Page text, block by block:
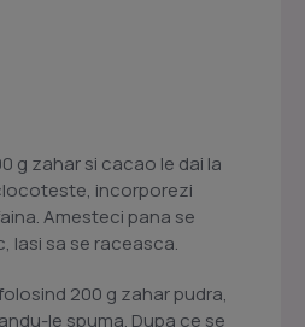
g zahar si cacao le dai la
incorporezi
Amesteci pana se
lasi sa se raceasca.
200 g zahar pudra,
le spuma. Dupa ce se